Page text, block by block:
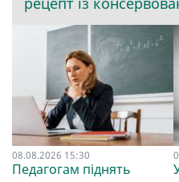
08.08.2026 15:30
Педагогам піднять